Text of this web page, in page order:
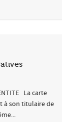
La carte
à son titulaire de